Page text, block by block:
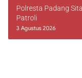
Polresta Padang
Patroli
3 Agustus 2026